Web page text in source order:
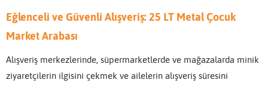
Eğlenceli ve Güvenli Alışveriş: 25 LT Metal Çocuk
Market Arabası
Alışveriş merkezlerinde, süpermarketlerde ve mağazalarda minik
ziyaretçilerin ilgisini çekmek ve ailelerin alışveriş süresini